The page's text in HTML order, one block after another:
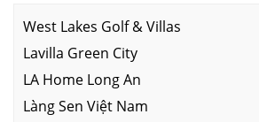
West Lakes Golf & Villas
Lavilla Green City
LA Home Long An
Làng Sen Việt Nam